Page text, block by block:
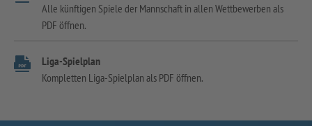
Alle künftigen Spiele der Mannschaft in allen Wettbewerben als
PDF öffnen.
Liga-Spielplan
Kompletten Liga-Spielplan als PDF öffnen.